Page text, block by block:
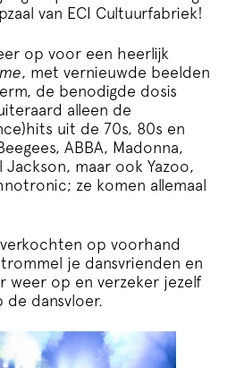
van ECI Cultuurfabriek!
op voor een heerlijk
, met vernieuwde beelden
de benodigde dosis
alleen de
uit de 70s, 80s en
ABBA, Madonna,
Jackson, maar ook Yazoo,
ze komen allemaal
op voorhand
je dansvrienden en
weer op en verzeker jezelf
de dansvloer.